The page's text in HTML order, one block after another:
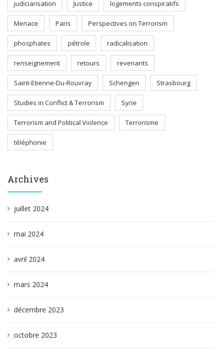
judiciarisation Justice logements conspiratifs
Menace Paris Perspectives on Terrorism
phosphates pétrole radicalisation
renseignement retours revenants
Saint-Etienne-Du-Rouvray Schengen Strasbourg
Studies in Conflict & Terrorism Syrie
Terrorism and Political Violence Terrorisme
téléphonie
Archives
juillet 2024
mai 2024
avril 2024
mars 2024
décembre 2023
octobre 2023